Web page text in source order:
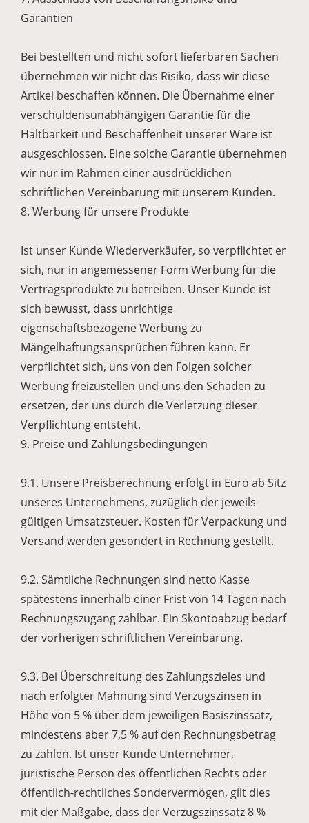
Garantien
Bei bestellten und nicht sofort lieferbaren Sachen
übernehmen wir nicht das Risiko, dass wir diese
Artikel beschaffen können. Die Übernahme einer
verschuldensunabhängigen Garantie für die
Haltbarkeit und Beschaffenheit unserer Ware ist
ausgeschlossen. Eine solche Garantie übernehmen
wir nur im Rahmen einer ausdrücklichen
schriftlichen Vereinbarung mit unserem Kunden.
8. Werbung für unsere Produkte
Ist unser Kunde Wiederverkäufer, so verpflichtet er
sich, nur in angemessener Form Werbung für die
Vertragsprodukte zu betreiben. Unser Kunde ist
sich bewusst, dass unrichtige
eigenschaftsbezogene Werbung zu
Mängelhaftungsansprüchen führen kann. Er
verpflichtet sich, uns von den Folgen solcher
Werbung freizustellen und uns den Schaden zu
ersetzen, der uns durch die Verletzung dieser
Verpflichtung entsteht.
9. Preise und Zahlungsbedingungen
9.1. Unsere Preisberechnung erfolgt in Euro ab Sitz
unseres Unternehmens, zuzüglich der jeweils
gültigen Umsatzsteuer. Kosten für Verpackung und
Versand werden gesondert in Rechnung gestellt.
9.2. Sämtliche Rechnungen sind netto Kasse
spätestens innerhalb einer Frist von 14 Tagen nach
Rechnungszugang zahlbar. Ein Skontoabzug bedarf
der vorherigen schriftlichen Vereinbarung.
9.3. Bei Überschreitung des Zahlungszieles und
nach erfolgter Mahnung sind Verzugszinsen in
Höhe von 5 % über dem jeweiligen Basiszinssatz,
mindestens aber 7,5 % auf den Rechnungsbetrag
zu zahlen. Ist unser Kunde Unternehmer,
juristische Person des öffentlichen Rechts oder
öffentlich-rechtliches Sondervermögen, gilt dies
mit der Maßgabe, dass der Verzugszinssatz 8 %